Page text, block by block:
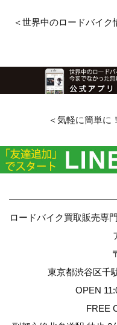
＜世界中のロードバイ
＜気軽に簡単に
ロードバイク買取販売専
東京都渋谷区千
OPEN
FREE